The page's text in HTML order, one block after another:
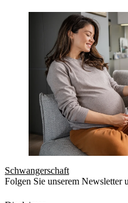
Schwangerschaft
Folgen Sie unserem Newsletter